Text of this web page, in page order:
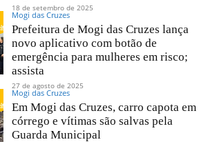
18 de setembro de 2025
Mogi das Cruzes
Prefeitura de Mogi das Cruzes lança
novo aplicativo com botão de
emergência para mulheres em risco;
assista
27 de agosto de 2025
Mogi das Cruzes
Em Mogi das Cruzes, carro capota em
córrego e vítimas são salvas pela
Guarda Municipal